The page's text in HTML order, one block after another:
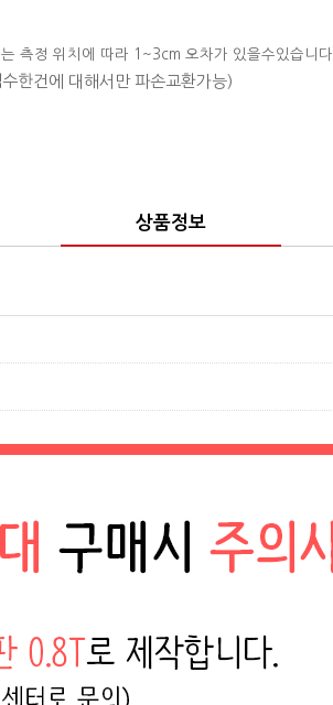
측정 위치에 따라 1~3cm 오차가 있을수있습니다.
한건에 대해서만 파손교환가능)
상품정보